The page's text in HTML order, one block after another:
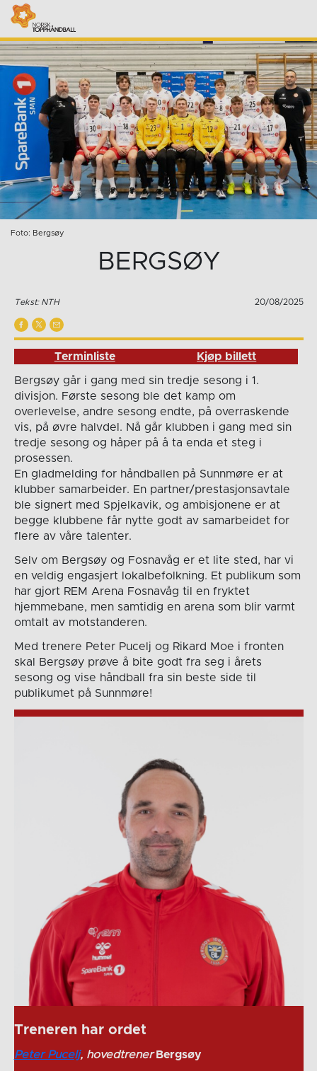
Foto: Bergsøy
BERGSØY
Tekst: NTH 20/08/2025
Terminliste Kjøp billett
Bergsøy går i gang med sin tredje sesong i 1.
divisjon. Første sesong ble det kamp om
overlevelse, andre sesong endte, på overraskende
vis, på øvre halvdel. Nå går klubben i gang med sin
tredje sesong og håper på å ta enda et steg i
prosessen.
En gladmelding for håndballen på Sunnmøre er at
klubber samarbeider. En partner/prestasjonsavtale
ble signert med Spjelkavik, og ambisjonene er at
begge klubbene får nytte godt av samarbeidet for
flere av våre talenter.
Selv om Bergsøy og Fosnavåg er et lite sted, har vi
en veldig engasjert lokalbefolkning. Et publikum som
har gjort REM Arena Fosnavåg til en fryktet
hjemmebane, men samtidig en arena som blir varmt
omtalt av motstanderen.
Med trenere Peter Pucelj og Rikard Moe i fronten
skal Bergsøy prøve å bite godt fra seg i årets
sesong og vise håndball fra sin beste side til
publikumet på Sunnmøre!
Treneren har ordet
Peter Pucelj, hovedtrenerBergsøy